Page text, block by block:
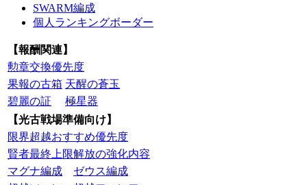
SWARM編成
個人ランキングボーダー
【報酬関連】
勲章交換優先度
果報の古箱 天醒の蒼玉
碧麗の証
極星器
【光古戦場準備向け】
限界超越おすすめ優先度
賢者最終上限解放の強化内容
マグナ編成
ゼウス編成